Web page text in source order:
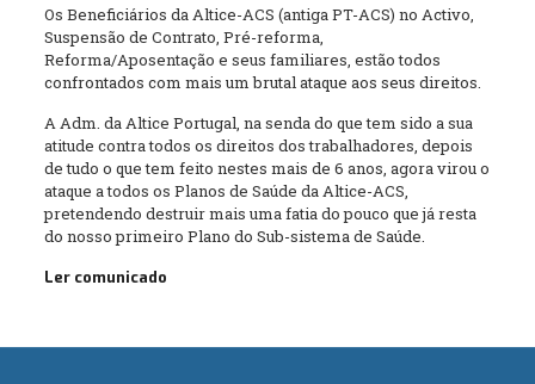
Os Beneficiários da Altice-ACS (antiga PT-ACS) no Activo,
Suspensão de Contrato, Pré-reforma,
Reforma/Aposentação e seus familiares, estão todos
confrontados com mais um brutal ataque aos seus direitos.
A Adm. da Altice Portugal, na senda do que tem sido a sua
atitude contra todos os direitos dos trabalhadores, depois
de tudo o que tem feito nestes mais de 6 anos, agora virou o
ataque a todos os Planos de Saúde da Altice-ACS,
pretendendo destruir mais uma fatia do pouco que já resta
do nosso primeiro Plano do Sub-sistema de Saúde.
Ler comunicado